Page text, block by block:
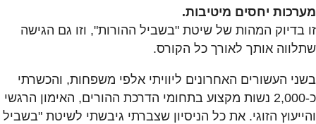
מערכות יחסים מיטיבות.
זו בדיוק המהות של שיטת "בשביל ההורות", וזו גם הגישה
שתלווה אותך לאורך כל הקורס.
בשני העשורים האחרונים ליוויתי אלפי משפחות, והכשרתי
כ-2,000 נשות מקצוע בתחומי הדרכת ההורים, האימון הרגשי
והייעוץ הזוגי. את כל הניסיון שצברתי גיבשתי לשיטת "בשביל